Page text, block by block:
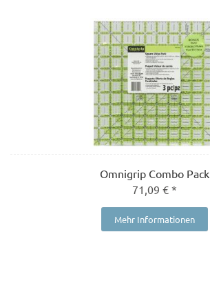
Omnigrip Combo Pack
71,09 € *
Mehr Informationen